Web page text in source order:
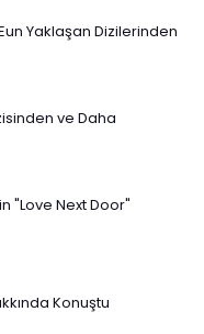
Yaklaşan Dizilerinden
ve Daha
"Love Next Door"
Konuştu